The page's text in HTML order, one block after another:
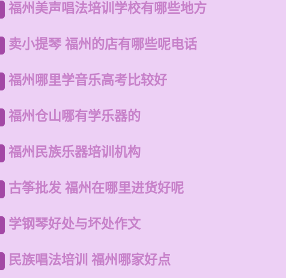
福州美声唱法培训学校有哪些地方
卖小提琴 福州的店有哪些呢电话
福州哪里学音乐高考比较好
福州仓山哪有学乐器的
福州民族乐器培训机构
古筝批发 福州在哪里进货好呢
学钢琴好处与坏处作文
民族唱法培训 福州哪家好点